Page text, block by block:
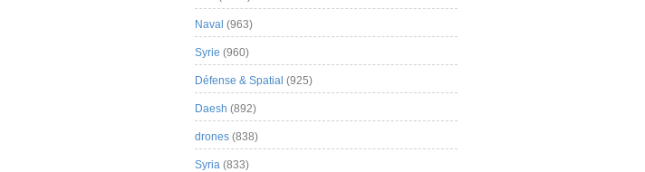
Naval (963)
Syrie (960)
Défense & Spatial (925)
Daesh (892)
drones (838)
Syria (833)